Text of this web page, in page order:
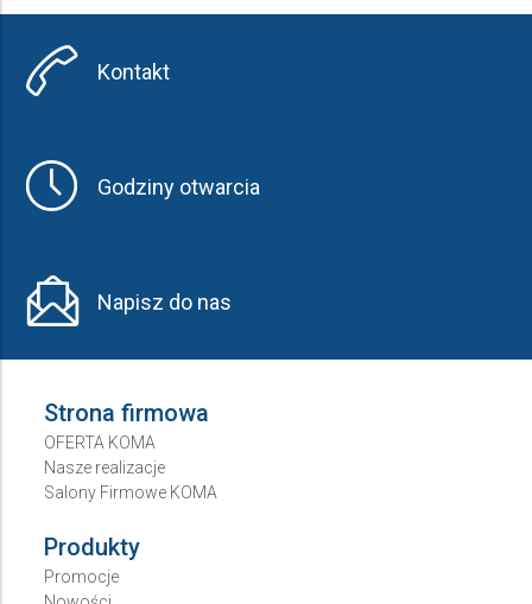
Kontakt
Godziny otwarcia
Napisz do nas
Strona firmowa
OFERTA KOMA
Nasze realizacje
Salony Firmowe KOMA
Produkty
Promocje